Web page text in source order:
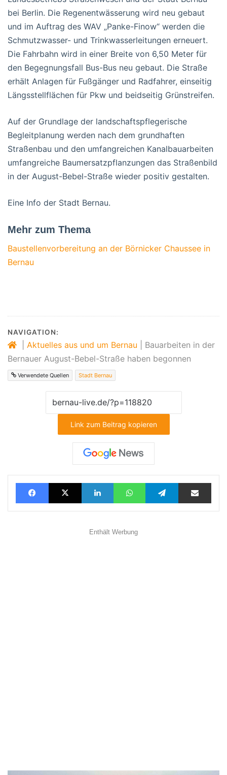
bei Berlin. Die Regenentwässerung wird neu gebaut
und im Auftrag des WAV „Panke-Finow“ werden die
Schmutzwasser- und Trinkwasserleitungen erneuert.
Die Fahrbahn wird in einer Breite von 6,50 Meter für
den Begegnungsfall Bus-Bus neu gebaut. Die Straße
erhält Anlagen für Fußgänger und Radfahrer, einseitig
Längsstellflächen für Pkw und beidseitig Grünstreifen.
Auf der Grundlage der landschaftspflegerische
Begleitplanung werden nach dem grundhaften
Straßenbau und den umfangreichen Kanalbauarbeiten
umfangreiche Baumersatzpflanzungen das Straßenbild
in der August-Bebel-Straße wieder positiv gestalten.
Eine Info der Stadt Bernau.
Mehr zum Thema
Baustellenvorbereitung an der Börnicker Chaussee in
Bernau
NAVIGATION:
Aktuelles aus und um Bernau
Bauarbeiten in der
Bernauer August-Bebel-Straße haben begonnen
Verwendete Quellen Stadt Bernau
Link zum Beitrag kopieren
FacebookX LinkedInWhatsAppTelegramTeilen via E-Mail
Enthält Werbung